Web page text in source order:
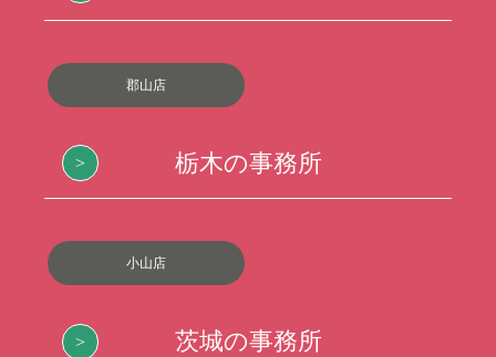
郡山店
栃木の事務所
小山店
茨城の事務所